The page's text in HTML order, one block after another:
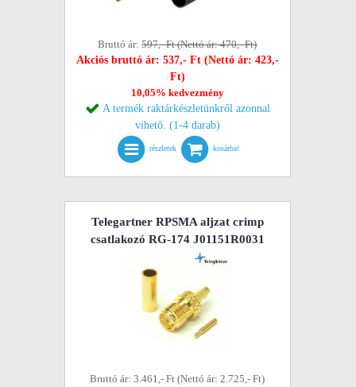
Bruttó ár:597,- Ft (Nettó ár: 470,- Ft)
Akciós bruttó ár: 537,- Ft (Nettó ár: 423,-
Ft)
10,05% kedvezmény
A termék raktárkészletünkről azonnal
vihető. (1-4 darab)
részletek kosárba!
Telegartner RPSMA aljzat crimp
csatlakozó RG-174 J01151R0031
Bruttó ár: 3.461,- Ft (Nettó ár: 2.725,- Ft)